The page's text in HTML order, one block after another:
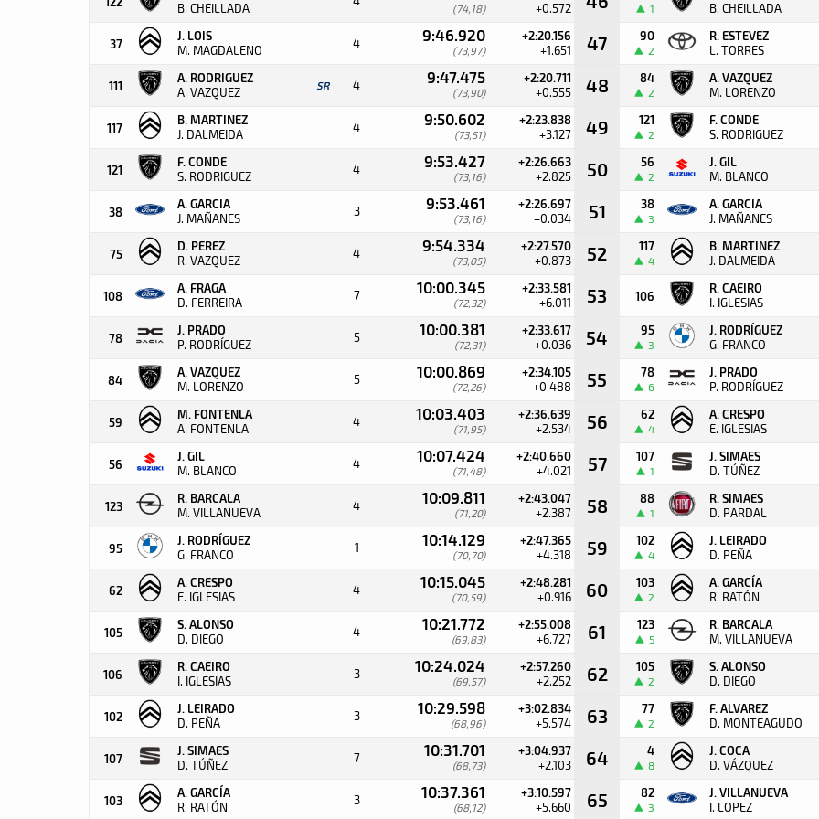
B. CHEILLADA (74,18) +0.572 1 B. CHEILLADA
37
J. LOIS
M. MAGDALENO 4 9:46.920
(73,97)
+2:20.156
+1.651 47 90
2
R. ESTEVEZ
L. TORRES
111
A. RODRIGUEZ
A. VAZQUEZ SR 4 9:47.475
(73,90)
+2:20.711
+0.555 48 84
2
A. VAZQUEZ
M. LORENZO
117
B. MARTINEZ
J. DALMEIDA 4 9:50.602
(73,51)
+2:23.838
+3.127 49 121
2
F. CONDE
S. RODRIGUEZ
121
F. CONDE
S. RODRIGUEZ 4 9:53.427
(73,16)
+2:26.663
+2.825 50 56
2
J. GIL
M. BLANCO
38
A. GARCIA
J. MAÑANES 3 9:53.461
(73,16)
+2:26.697
+0.034 51 38
3
A. GARCIA
J. MAÑANES
75
D. PEREZ
R. VAZQUEZ 4 9:54.334
(73,05)
+2:27.570
+0.873 52 117
4
B. MARTINEZ
J. DALMEIDA
108
A. FRAGA
D. FERREIRA 7 10:00.345
(72,32)
+2:33.581
+6.011 53 106
R. CAEIRO
I. IGLESIAS
78
J. PRADO
P. RODRÍGUEZ 5 10:00.381
(72,31)
+2:33.617
+0.036 54 95
3
J. RODRÍGUEZ
G. FRANCO
84
A. VAZQUEZ
M. LORENZO 5 10:00.869
(72,26)
+2:34.105
+0.488 55 78
6
J. PRADO
P. RODRÍGUEZ
59
M. FONTENLA
A. FONTENLA 4 10:03.403
(71,95)
+2:36.639
+2.534 56 62
4
A. CRESPO
E. IGLESIAS
56
J. GIL
M. BLANCO 4 10:07.424
(71,48)
+2:40.660
+4.021 57 107
1
J. SIMAES
D. TÚÑEZ
123
R. BARCALA
M. VILLANUEVA 4 10:09.811
(71,20)
+2:43.047
+2.387 58 88
1
R. SIMAES
D. PARDAL
95
J. RODRÍGUEZ
G. FRANCO 1 10:14.129
(70,70)
+2:47.365
+4.318 59 102
4
J. LEIRADO
D. PEÑA
62
A. CRESPO
E. IGLESIAS 4 10:15.045
(70,59)
+2:48.281
+0.916 60 103
2
A. GARCÍA
R. RATÓN
105
S. ALONSO
D. DIEGO 4 10:21.772
(69,83)
+2:55.008
+6.727 61 123
5
R. BARCALA
M. VILLANUEVA
106
R. CAEIRO
I. IGLESIAS 3 10:24.024
(69,57)
+2:57.260
+2.252 62 105
2
S. ALONSO
D. DIEGO
102
J. LEIRADO
D. PEÑA 3 10:29.598
(68,96)
+3:02.834
+5.574 63 77
2
F. ALVAREZ
D. MONTEAGUDO
107
J. SIMAES
D. TÚÑEZ 7 10:31.701
(68,73)
+3:04.937
+2.103 64 4
8
J. COCA
D. VÁZQUEZ
103
A. GARCÍA
R. RATÓN 3 10:37.361
(68,12)
+3:10.597
+5.660 65 82
3
J. VILLANUEVA
I. LOPEZ